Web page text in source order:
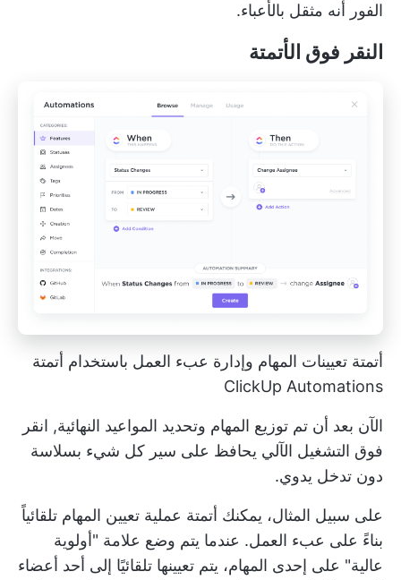
الفور أنه مثقل بالأعباء.
النقر فوق الأتمتة
أتمتة تعيينات المهام وإدارة عبء العمل باستخدام أتمتة
ClickUp Automations
الآن بعد أن تم توزيع المهام وتحديد المواعيد النهائية, انقر
فوق التشغيل الآلي يحافظ على سير كل شيء بسلاسة
دون تدخل يدوي.
على سبيل المثال، يمكنك أتمتة عملية تعيين المهام تلقائياً
بناءً على عبء العمل. عندما يتم وضع علامة "أولوية
عالية" على إحدى المهام، يتم تعيينها تلقائيًا إلى أحد أعضاء